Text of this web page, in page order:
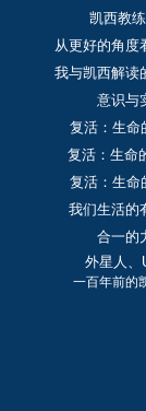
凯西教
从更好的角度
我与凯西解读
意识与
复活：生命
复活：生命
复活：生命
我们生活的
合一的
外星人、
一百年前的